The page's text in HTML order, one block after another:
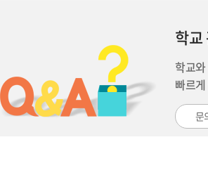
학교
학교
빠르
문